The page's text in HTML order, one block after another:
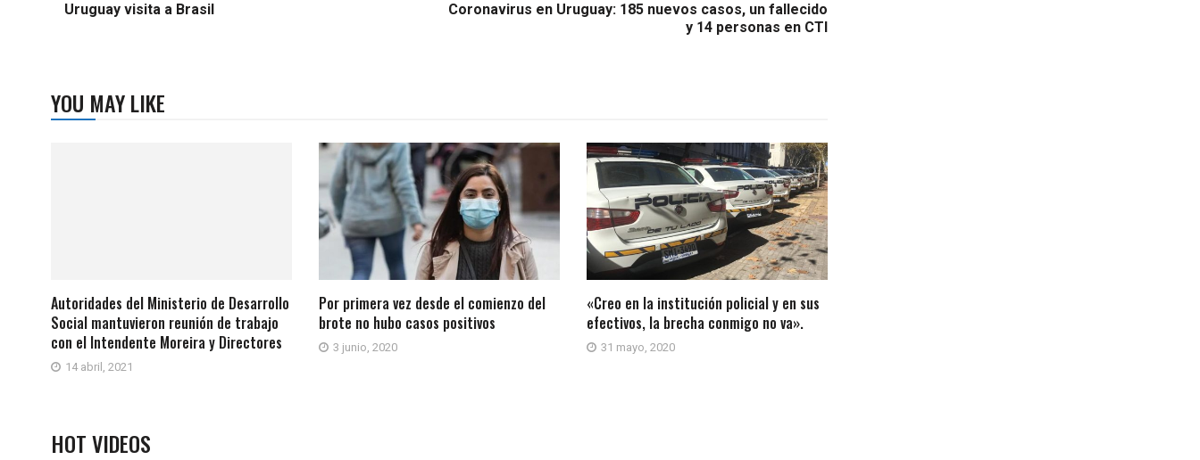
Uruguay visita a Brasil
Coronavirus en Uruguay: 185 nuevos casos, un fallecido
y 14 personas en CTI
YOU MAY LIKE
Autoridades del Ministerio de Desarrollo
Social mantuvieron reunión de trabajo
con el Intendente Moreira y Directores
14 abril, 2021
Por primera vez desde el comienzo del
brote no hubo casos positivos
3 junio, 2020
«Creo en la institución policial y en sus
efectivos, la brecha conmigo no va».
31 mayo, 2020
HOT VIDEOS